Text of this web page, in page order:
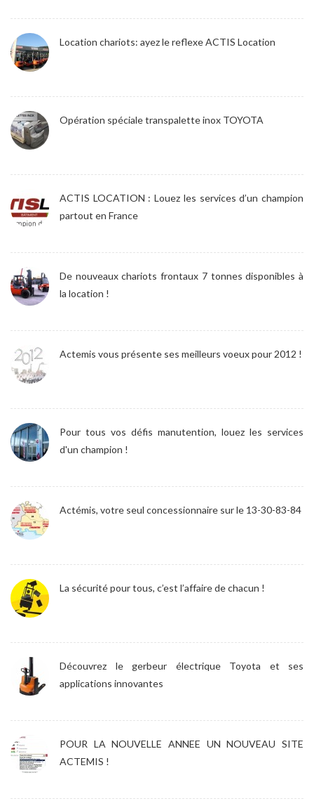
Location chariots: ayez le reflexe ACTIS Location
Opération spéciale transpalette inox TOYOTA
ACTIS LOCATION : Louez les services d’un champion
partout en France
De nouveaux chariots frontaux 7 tonnes disponibles à
la location !
Actemis vous présente ses meilleurs voeux pour 2012 !
Pour tous vos défis manutention, louez les services
d'un champion !
Actémis, votre seul concessionnaire sur le 13-30-83-84
La sécurité pour tous, c’est l’affaire de chacun !
Découvrez le gerbeur électrique Toyota et ses
applications innovantes
POUR LA NOUVELLE ANNEE UN NOUVEAU SITE
ACTEMIS !